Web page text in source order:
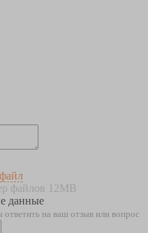
файлов 12MB
данные
на ваш отзыв или вопрос